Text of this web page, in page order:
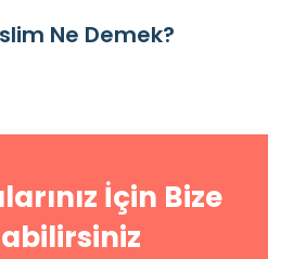
Ne Demek?
İçin Bize